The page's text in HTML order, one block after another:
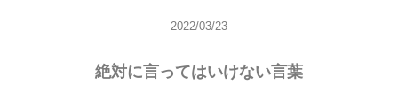
2022/03/23
絶対に言ってはいけない言葉